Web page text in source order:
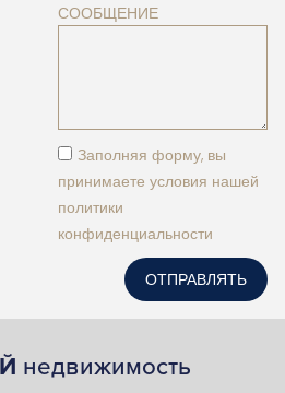
СООБЩЕНИЕ
Заполняя форму, вы
принимаете условия нашей
политики
конфиденциальности
ОТПРАВЛЯТЬ
недвижимость